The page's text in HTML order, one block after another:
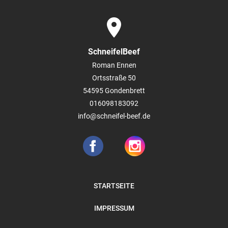
place
SchneifelBeef
Roman Ennen
Ortsstraße 50
54595Gondenbrett
016098183092
info@schneifel-beef.de
STARTSEITE
IMPRESSUM